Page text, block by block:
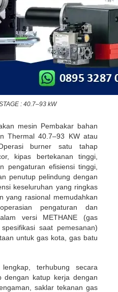
: 40.7–93 kW
mesin Pembakar bahan
Thermal 40.7–93 KW atau
burner satu tahap
kipas bertekanan tinggi,
pengaturan efisiensi tinggi,
penutup pelindung dengan
keseluruhan yang ringkas
yang rasional memudahkan
pengaturan dan
versi METHANE (gas
saat pemesanan)
untuk gas kota, gas batu
terhubung secara
dengan katup kerja dengan
saklar tekanan gas